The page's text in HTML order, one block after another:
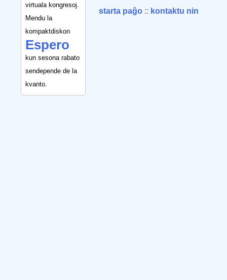
virtuala kongresoj.
Mendu la
kompaktdiskon
Espero
kun sesona rabato
sendepende de la
kvanto.
starta paĝo :: kontaktu nin